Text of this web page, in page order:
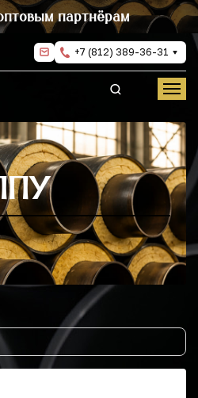
партнёрам
+7 (812) 389-36-31